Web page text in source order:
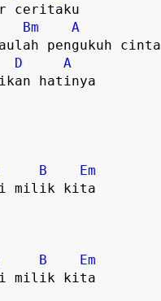
ceritaku
Bm
A
pengukuh cinta
D
A
hatinya
B
Em
milik kita
B
Em
milik kita